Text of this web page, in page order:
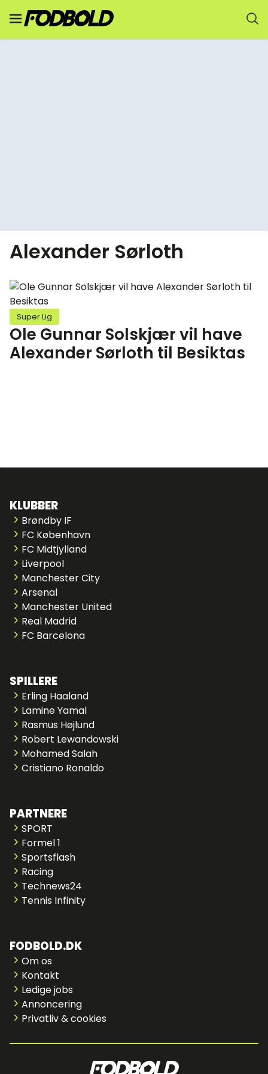
Alexander Sørloth
Super Lig
Ole Gunnar Solskjær vil have
Alexander Sørloth til Besiktas
KLUBBER
Brøndby IF
FC København
FC Midtjylland
Liverpool
Manchester City
Arsenal
Manchester United
Real Madrid
FC Barcelona
SPILLERE
Erling Haaland
Lamine Yamal
Rasmus Højlund
Robert Lewandowski
Mohamed Salah
Cristiano Ronaldo
PARTNERE
SPORT
Formel 1
Sportsflash
Racing
Technews24
Tennis Infinity
FODBOLD.DK
Om os
Kontakt
Ledige jobs
Annoncering
Privatliv & cookies